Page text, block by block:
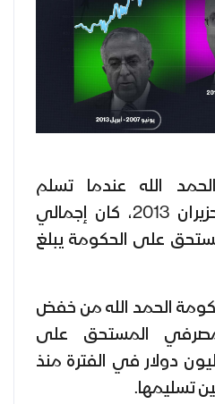
الله عندما تسلم
الحكومة في يونيو/حزيران 2013، كان إجمالي
على الحكومة يبلغ
الحمد الله من خفض
المستحق على
بمقدار 13 مليون دولار في الفترة منذ
تسليمها.